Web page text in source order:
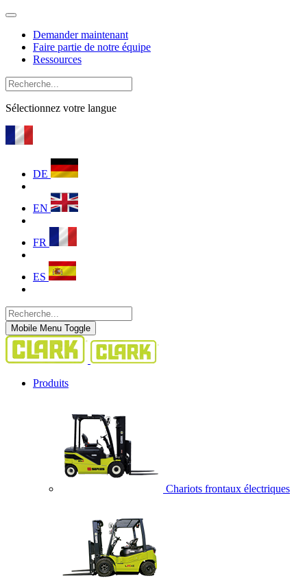
Demander maintenant
Faire partie de notre équipe
Ressources
Sélectionnez votre langue
DE
EN
FR
ES
Mobile Menu Toggle
Produits
Chariots frontaux électriques